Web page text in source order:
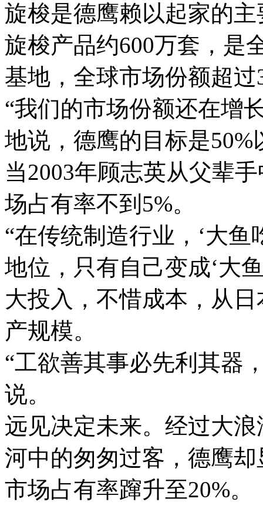
旋梭是德鹰赖以起家的
旋梭产品约600万套，是
基地，全球市场份额超过
“我们的市场份额还在增
地说，德鹰的目标是50%
当2003年顾志英从父辈
场占有率不到5%。
“在传统制造行业，‘大
地位，只有自己变成‘大
大投入，不惜成本，从
产规模。
“工欲善其事必先利其器
说。
远见决定未来。经过大
河中的匆匆过客，德鹰却
市场占有率蹿升至20%。